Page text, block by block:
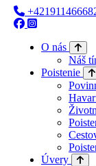
O nás
Náš
Poistenie
Úvery